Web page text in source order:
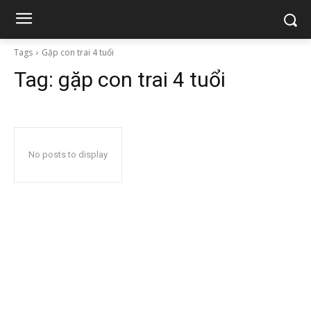
Tags Gặp con trai 4 tuổi
Tag: gặp con trai 4 tuổi
No posts to display